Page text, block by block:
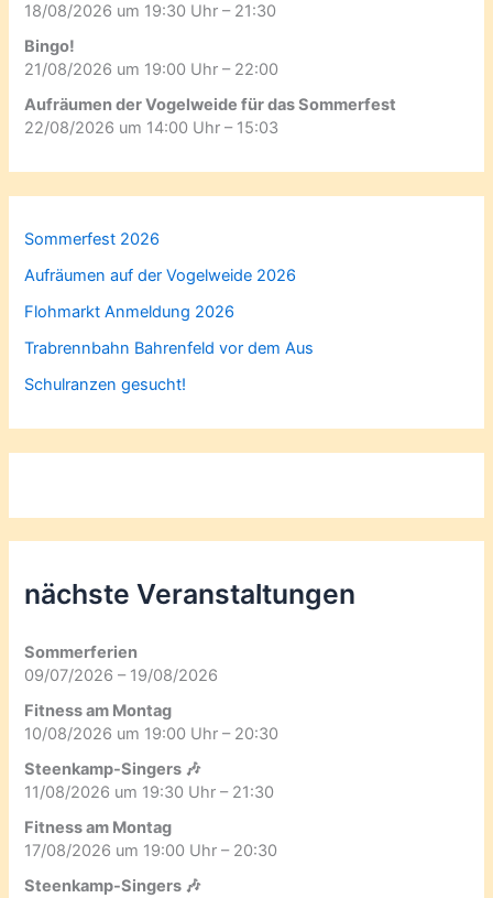
18/08/2026 um 19:30 Uhr – 21:30
Bingo!
21/08/2026 um 19:00 Uhr – 22:00
Aufräumen der Vogelweide für das Sommerfest
22/08/2026 um 14:00 Uhr – 15:03
Sommerfest 2026
Aufräumen auf der Vogelweide 2026
Flohmarkt Anmeldung 2026
Trabrennbahn Bahrenfeld vor dem Aus
Schulranzen gesucht!
nächste Veranstaltungen
Sommerferien
09/07/2026 – 19/08/2026
Fitness am Montag
10/08/2026 um 19:00 Uhr – 20:30
Steenkamp-Singers 🎶
11/08/2026 um 19:30 Uhr – 21:30
Fitness am Montag
17/08/2026 um 19:00 Uhr – 20:30
Steenkamp-Singers 🎶